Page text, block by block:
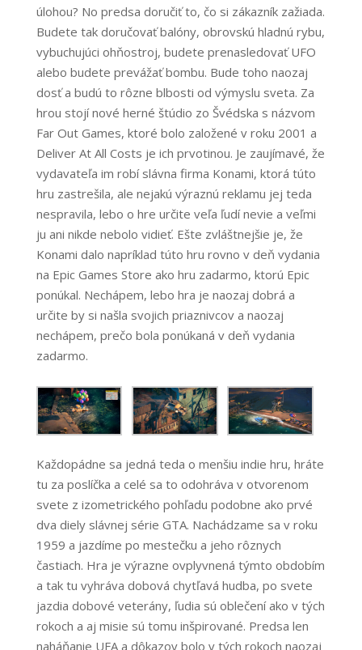
úlohou? No predsa doručiť to, čo si zákazník zažiada.
Budete tak doručovať balóny, obrovskú hladnú rybu,
vybuchujúci ohňostroj, budete prenasledovať UFO
alebo budete prevážať bombu. Bude toho naozaj
dosť a budú to rôzne blbosti od výmyslu sveta. Za
hrou stojí nové herné štúdio zo Švédska s názvom
Far Out Games, ktoré bolo založené v roku 2001 a
Deliver At All Costs je ich prvotinou. Je zaujímavé, že
vydavateľa im robí slávna firma Konami, ktorá túto
hru zastrešila, ale nejakú výraznú reklamu jej teda
nespravila, lebo o hre určite veľa ľudí nevie a veľmi
ju ani nikde nebolo vidieť. Ešte zvláštnejšie je, že
Konami dalo napríklad túto hru rovno v deň vydania
na Epic Games Store ako hru zadarmo, ktorú Epic
ponúkal. Nechápem, lebo hra je naozaj dobrá a
určite by si našla svojich priaznivcov a naozaj
nechápem, prečo bola ponúkaná v deň vydania
zadarmo.
Každopádne sa jedná teda o menšiu indie hru, hráte
tu za poslíčka a celé sa to odohráva v otvorenom
svete z izometrického pohľadu podobne ako prvé
dva diely slávnej série GTA. Nachádzame sa v roku
1959 a jazdíme po mestečku a jeho rôznych
častiach. Hra je výrazne ovplyvnená týmto obdobím
a tak tu vyhráva dobová chytľavá hudba, po svete
jazdia dobové veterány, ľudia sú oblečení ako v tých
rokoch a aj misie sú tomu inšpirované. Predsa len
naháňanie UFA a dôkazov bolo v tých rokoch naozaj